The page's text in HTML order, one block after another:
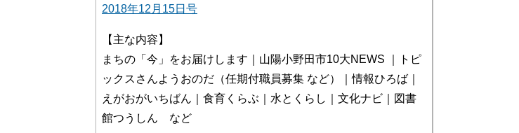
2018年12月15日号
【主な内容】
まちの「今」をお届けします｜山陽小野田市10大NEWS ｜トピ
ックスさんようおのだ（任期付職員募集 など）｜情報ひろば｜
えがおがいちばん｜食育くらぶ｜水とくらし｜文化ナビ｜図書
館つうしん など